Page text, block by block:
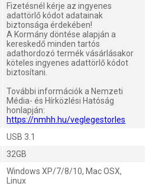
Fizetésnél kérje az ingyenes
adattörlő kódot adatainak
biztonsága érdekében!
A Kormány döntése alapján a
kereskedő minden tartós
adathordozó termék vásárlásakor
köteles ingyenes adattörlő kódot
biztosítani.
További információk a Nemzeti
Média- és Hírközlési Hatóság
honlapján:
https://nmhh.hu/veglegestorles
USB 3.1
32GB
Windows XP/7/8/10, Mac OSX,
Linux